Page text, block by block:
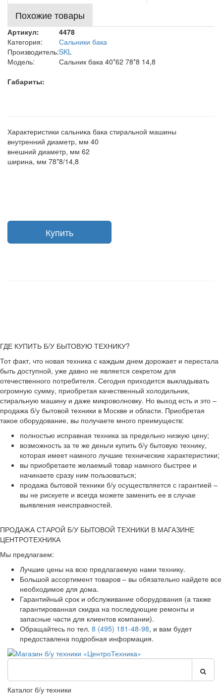
Похожие товары
Артикул:
4478
Категория:
Сальники бака
Производитель:SKL
Модель:
Сальник бака 40*62 78*8 14,8
Габариты:
Характеристики сальника бака стиральной машины
внутренний диаметр, мм 40
внешний диаметр, мм 62
ширина, мм 78*8/14,8
ГДЕ КУПИТЬ Б/У БЫТОВУЮ ТЕХНИКУ?
Тот факт, что новая техника с каждым днем дорожает и перестала
быть доступной, уже давно не является секретом для
отечественного потребителя. Сегодня приходится выкладывать
огромную сумму, приобретая качественный холодильник,
стиральную машину и даже микроволновку. Но выход есть и это –
продажа б/у бытовой техники в Москве и области. Приобретая
такое оборудование, вы получаете много преимуществ:
полностью исправная техника за предельно низкую цену;
возможность за те же деньги купить б/у бытовую технику,
которая имеет намного лучшие технические характеристики;
вы приобретаете желаемый товар намного быстрее и
начинаете сразу ним пользоваться;
продажа бытовой техники б/у осуществляется с гарантией –
вы не рискуете и всегда можете заменить ее в случае
выявления неисправностей.
ПРОДАЖА СТАРОЙ Б/У БЫТОВОЙ ТЕХНИКИ В МАГАЗИНЕ
ЦЕНТРОТЕХНИКА
Мы предлагаем:
Лучшие цены на всю предлагаемую нами технику.
Большой ассортимент товаров – вы обязательно найдете все
необходимое для дома.
Гарантийный срок и обслуживание оборудования (а также
гарантированная скидка на последующие ремонты и
запасные части для клиентов компании).
Обращайтесь по тел. 8 (495) 181-48-98, и вам будет
предоставлена подробная информация.
Каталог б/у техники